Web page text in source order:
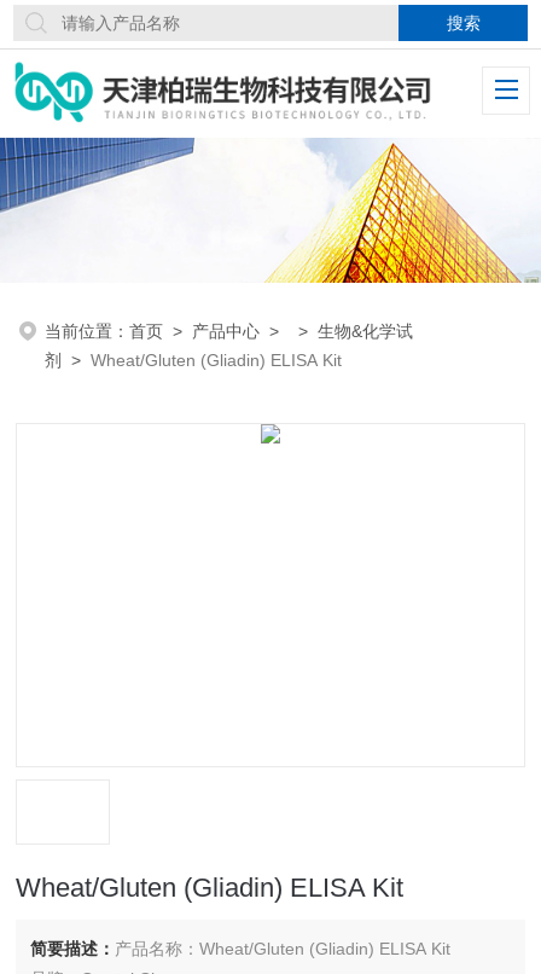
当前位置：首页 > 产品中心 > >生物&化学试
剂
>Wheat/Gluten (Gliadin) ELISA Kit
Wheat/Gluten (Gliadin) ELISA Kit
简要描述： 产品名称：Wheat/Gluten (Gliadin) ELISA Kit